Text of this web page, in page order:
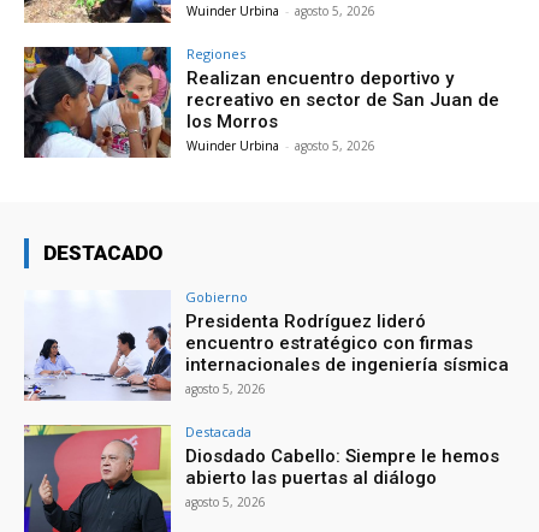
Wuinder Urbina - agosto 5, 2026
Regiones
Realizan encuentro deportivo y
recreativo en sector de San Juan de
los Morros
Wuinder Urbina - agosto 5, 2026
DESTACADO
Gobierno
Presidenta Rodríguez lideró
encuentro estratégico con firmas
internacionales de ingeniería sísmica
agosto 5, 2026
Destacada
Diosdado Cabello: Siempre le hemos
abierto las puertas al diálogo
agosto 5, 2026